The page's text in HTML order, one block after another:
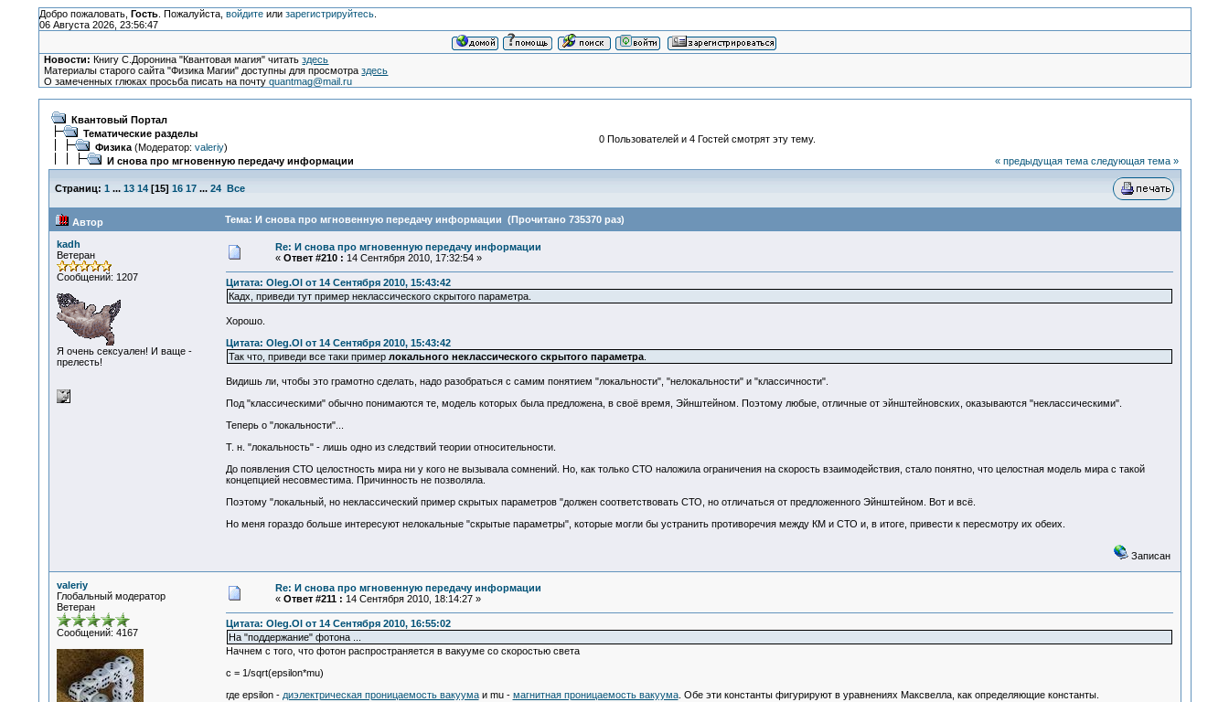
Добро пожаловать, Гость. Пожалуйста, войдитеили зарегистрируйтесь.
06 Августа 2026, 23:56:47
Новости: Книгу С.Доронина "Квантовая магия" читатьздесь
Материалы старого сайта "Физика Магии" доступны для просмотраздесь
О замеченных глюках просьба писать на почтуquantmag@mail.ru
Квантовый Портал
Тематические разделы
Физика(Модератор: valeriy)
И снова про мгновенную передачу информации
0 Пользователей и 4 Гостей смотрят эту тему.
« предыдущая тема следующая тема »
Страниц: 1 ... 13 14[15] 16 17 ... 24 Все
Автор Тема: И снова про мгновенную передачу информации (Прочитано 735370 раз)
kadh
Ветеран
Сообщений: 1207
Я очень сексуален! И ваще -
прелесть!
Re: И снова про мгновенную передачу информации
« Ответ #210 : 14 Сентября 2010, 17:32:54 »
Цитата: Oleg.Ol от 14 Сентября 2010, 15:43:42
Кадх, приведи тут пример неклассического скрытого параметра.
Хорошо.
Цитата: Oleg.Ol от 14 Сентября 2010, 15:43:42
Так что, приведи все таки пример локального неклассического скрытого параметра.
Видишь ли, чтобы это грамотно сделать, надо разобраться с самим понятием "локальности", "нелокальности" и "классичности".
Под "классическими" обычно понимаются те, модель которых была предложена, в своё время, Эйнштейном. Поэтому любые, отличные от эйнштейновских, оказываются "неклассическими".
Теперь о "локальности"...
Т. н. "локальность" - лишь одно из следствий теории относительности.
До появления СТО целостность мира ни у кого не вызывала сомнений. Но, как только СТО наложила ограничения на скорость взаимодействия, стало понятно, что целостная модель мира с такой
концепцией несовместима. Причинность не позволяла.
Поэтому "локальный, но неклассический пример скрытых параметров "должен соответствовать СТО, но отличаться от предложенного Эйнштейном. Вот и всё.
Но меня гораздо больше интересуют нелокальные "скрытые параметры", которые могли бы устранить противоречия между КМ и СТО и, в итоге, привести к пересмотру их обеих.
Записан
valeriy
Глобальный модератор
Ветеран
Сообщений: 4167
Re: И снова про мгновенную передачу информации
« Ответ #211 : 14 Сентября 2010, 18:14:27 »
Цитата: Oleg.Ol от 14 Сентября 2010, 16:55:02
На "поддержание" фотона ...
Начнем с того, что фотон распространяется в вакууме со скоростью света
c = 1/sqrt(epsilon*mu)
где epsilon - диэлектрическая проницаемость вакуумаи mu - магнитная проницаемость вакуума. Обе эти константы фигурируют в уравнениях Максвелла, как определяющие константы.